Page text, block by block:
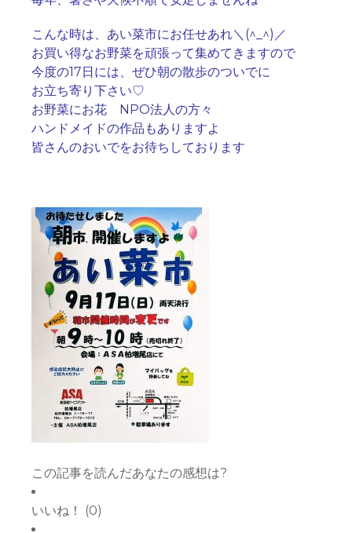
こんな時は、あい菜市にお任せあれ＼(^_^)／
お買い得なお野菜を頑張って集めてきますので
今度の17日には、ぜひ朝の散歩のついでに
お立ち寄り下さい♡
お野菜にお花 NPO法人の方々
ハンドメイドの作品もありますよ
皆さんのおいでをお待ちしております
この記事を読んだあなたの感想は?
いいね！ (0)